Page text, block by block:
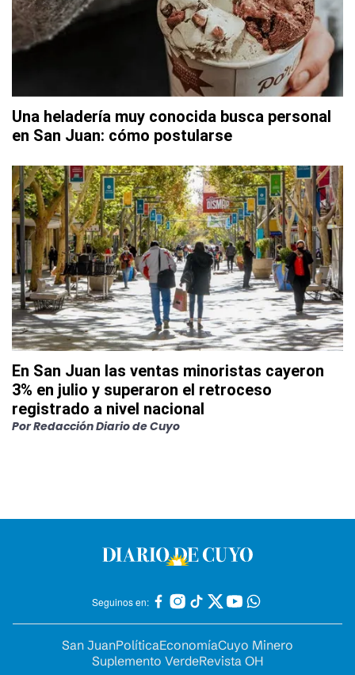
Una heladería muy conocida busca personal
en San Juan: cómo postularse
En San Juan las ventas minoristas cayeron
3% en julio y superaron el retroceso
registrado a nivel nacional
PorRedacción Diario de Cuyo
Seguinos en:
San JuanPolíticaEconomíaCuyo Minero
Suplemento VerdeRevista OH